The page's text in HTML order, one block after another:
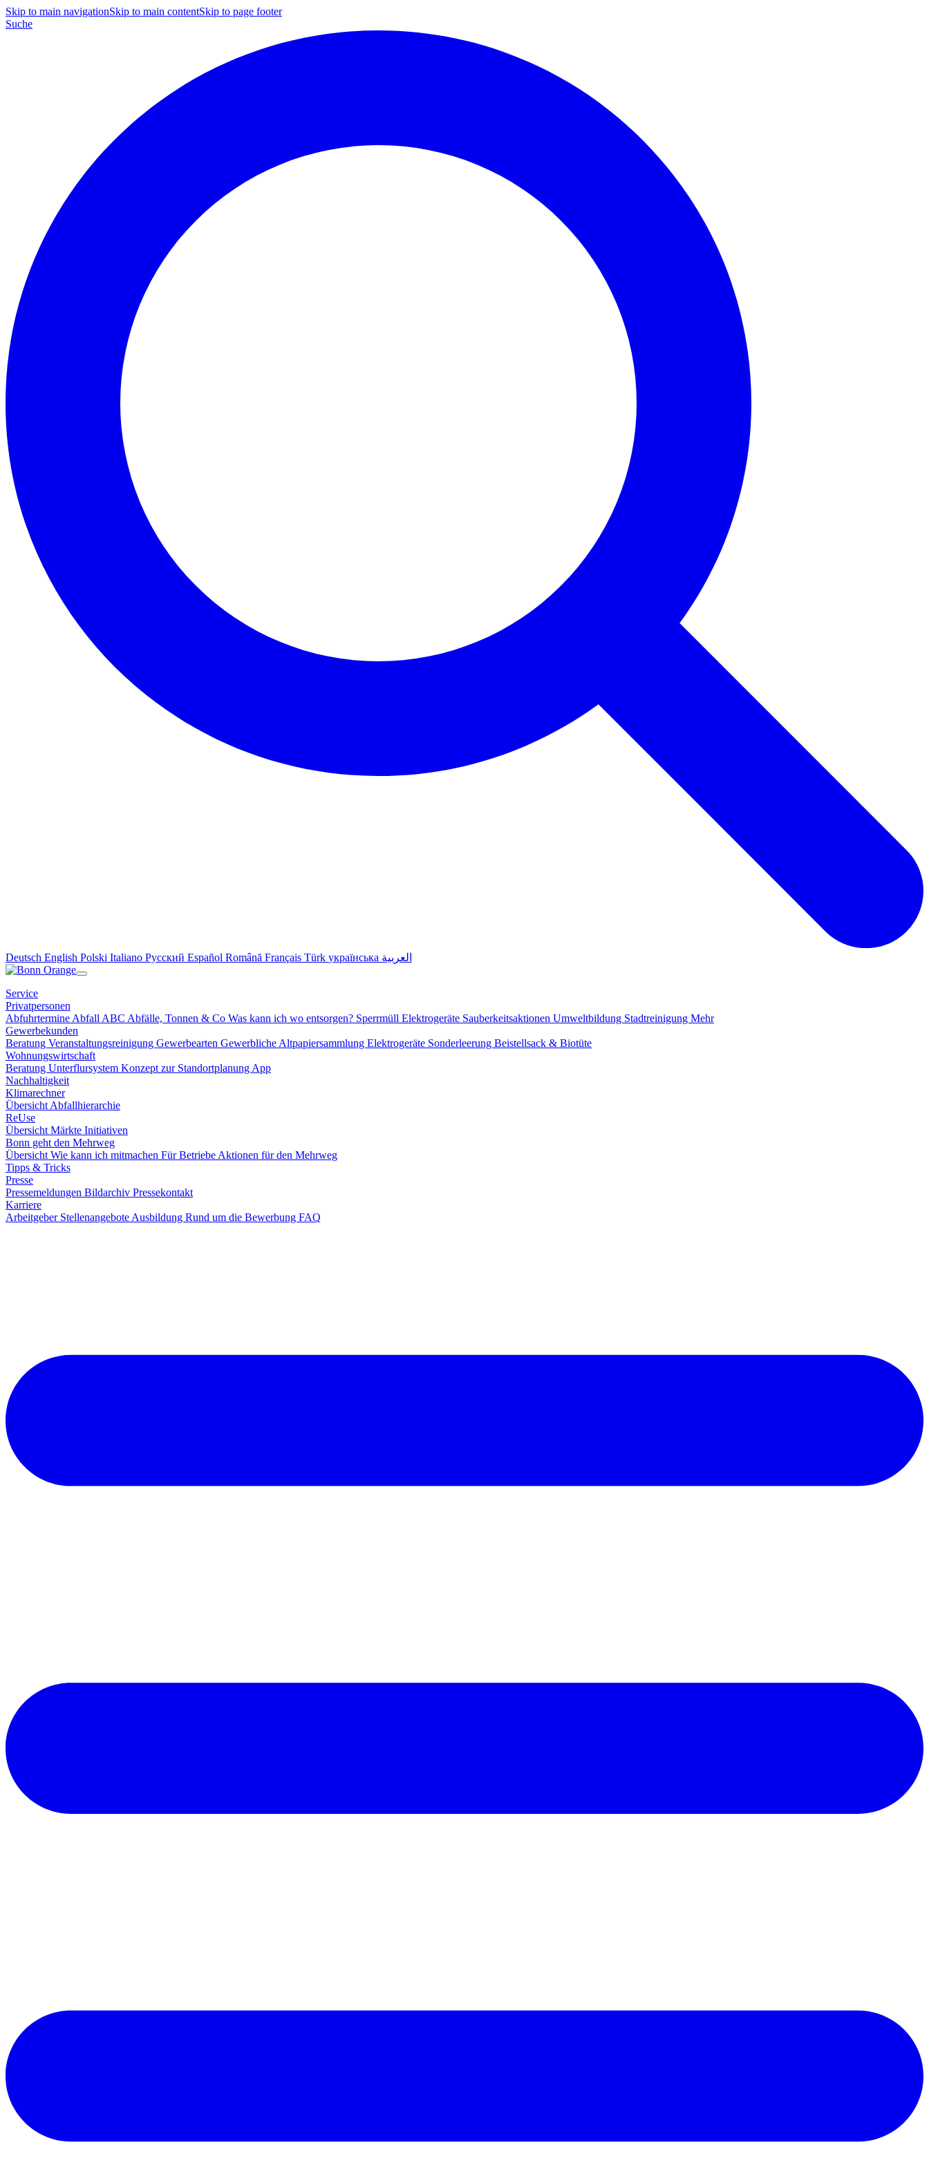
Skip to main navigationSkip to main contentSkip to page footer
Suche
Deutsch English Polski Italiano Русский Español Română Français Türk українська العربية
Service
Privatpersonen
Abfuhrtermine Abfall ABC Abfälle, Tonnen & Co Was kann ich wo entsorgen? Sperrmüll Elektrogeräte Sauberkeitsaktionen Umweltbildung Stadtreinigung Mehr
Gewerbekunden
Beratung Veranstaltungsreinigung Gewerbearten Gewerbliche Altpapiersammlung Elektrogeräte Sonderleerung Beistellsack & Biotüte
Wohnungswirtschaft
Beratung Unterflursystem Konzept zur Standortplanung App
Nachhaltigkeit
Klimarechner
Übersicht Abfallhierarchie
ReUse
Übersicht Märkte Initiativen
Bonn geht den Mehrweg
Übersicht Wie kann ich mitmachen Für Betriebe Aktionen für den Mehrweg
Tipps & Tricks
Presse
Pressemeldungen Bildarchiv Pressekontakt
Karriere
Arbeitgeber Stellenangebote Ausbildung Rund um die Bewerbung FAQ